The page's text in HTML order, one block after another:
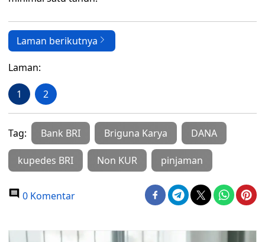
Laman berikutnya
Laman:
1 2
Tag: Bank BRI Briguna Karya DANA
kupedes BRI Non KUR pinjaman
0 Komentar